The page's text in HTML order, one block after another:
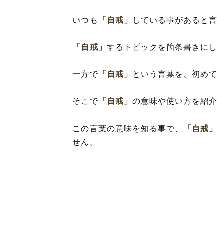
いつも 「自戒」 している事があると
「自戒」 するトピックを箇条書きに
一方で「自戒」 という言葉を、初め
そこで「自戒」 の意味や使い方を紹介
この言葉の意味を知る事で、 「自戒」
せん。